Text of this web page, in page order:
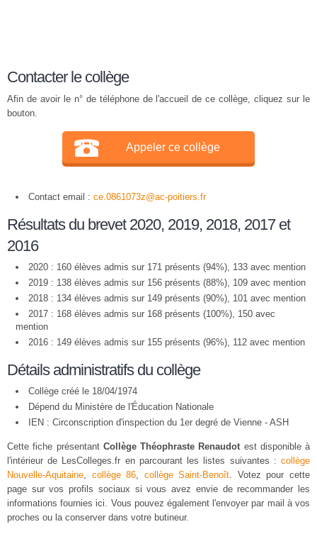
Contacter le collège
Afin de avoir le n° de téléphone de l'accueil de ce collège, cliquez sur le
bouton.
Appeler ce collège
Contact email : ce.0861073z@ac-poitiers.fr
Résultats du brevet 2020, 2019, 2018, 2017 et
2016
2020 : 160 élèves admis sur 171 présents (94%), 133 avec mention
2019 : 138 élèves admis sur 156 présents (88%), 109 avec mention
2018 : 134 élèves admis sur 149 présents (90%), 101 avec mention
2017 : 168 élèves admis sur 168 présents (100%), 150 avec
mention
2016 : 149 élèves admis sur 155 présents (96%), 112 avec mention
Détails administratifs du collège
Collège créé le 18/04/1974
Dépend du Ministère de l'Éducation Nationale
IEN : Circonscription d'inspection du 1er degré de Vienne - ASH
Cette fiche présentant Collège Théophraste Renaudotest disponible à
l'intérieur de LesColleges.fr en parcourant les listes suivantes : collège
Nouvelle-Aquitaine, collège 86, collège Saint-Benoît. Votez pour cette
page sur vos profils sociaux si vous avez envie de recommander les
informations fournies ici. Vous pouvez également l'envoyer par mail à vos
proches ou la conserver dans votre butineur.